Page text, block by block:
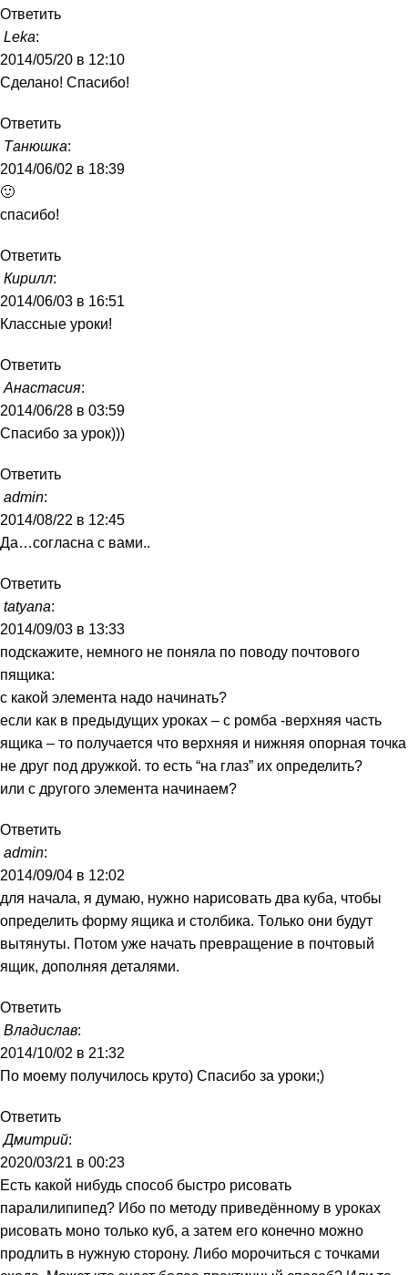
Ответить
Leka:
2014/05/20 в 12:10
Сделано! Спасибо!
Ответить
Танюшка:
2014/06/02 в 18:39
🙂
спасибо!
Ответить
Кирилл:
2014/06/03 в 16:51
Классные уроки!
Ответить
Анастасия:
2014/06/28 в 03:59
Спасибо за урок)))
Ответить
admin:
2014/08/22 в 12:45
Да…согласна с вами..
Ответить
tatyana:
2014/09/03 в 13:33
подскажите, немного не поняла по поводу почтового
пящика:
с какой элемента надо начинать?
если как в предыдущих уроках – с ромба -верхняя часть
ящика – то получается что верхняя и нижняя опорная точка
не друг под дружкой. то есть “на глаз” их определить?
или с другого элемента начинаем?
Ответить
admin:
2014/09/04 в 12:02
для начала, я думаю, нужно нарисовать два куба, чтобы
определить форму ящика и столбика. Только они будут
вытянуты. Потом уже начать превращение в почтовый
ящик, дополняя деталями.
Ответить
Владислав:
2014/10/02 в 21:32
По моему получилось круто) Спасибо за уроки;)
Ответить
Дмитрий:
2020/03/21 в 00:23
Есть какой нибудь способ быстро рисовать
паралилипипед? Ибо по методу приведённому в уроках
рисовать моно только куб, а затем его конечно можно
продлить в нужную сторону. Либо морочиться с точками